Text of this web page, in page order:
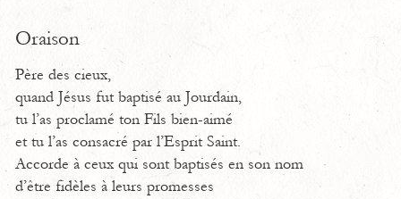
Oraison
Père des cieux,
quand Jésus fut baptisé au Jourdain,
tu l’as proclamé ton Fils bien-aimé
et tu l’as consacré par l’Esprit Saint.
Accorde à ceux qui sont baptisés en son nom
d’être fidèles à leurs promesses